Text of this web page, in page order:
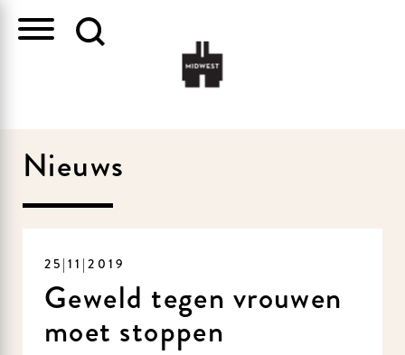
Nieuws
25|11|2019
Geweld tegen vrouwen
moet stoppen